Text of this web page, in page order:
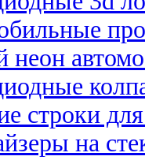
неон
строки
на